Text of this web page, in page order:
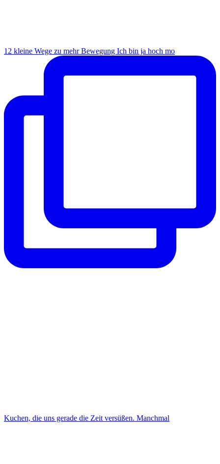
12 kleine Wege zu mehr Bewegung Ich bin ja hoch mo
Kuchen, die uns gerade die Zeit versüßen. Manchmal